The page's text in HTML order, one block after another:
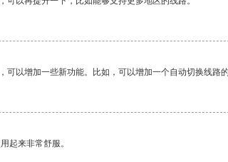
可以增加一些新功能。比如，可以增加一个自动切换线路
起来非常舒服。